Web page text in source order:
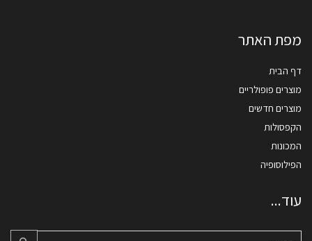
מפת האתר
דף הבית
מוצרים פופולריים
מוצרים חדשים
הקפסולות
המכונות
הפילוסופיה
עוד...